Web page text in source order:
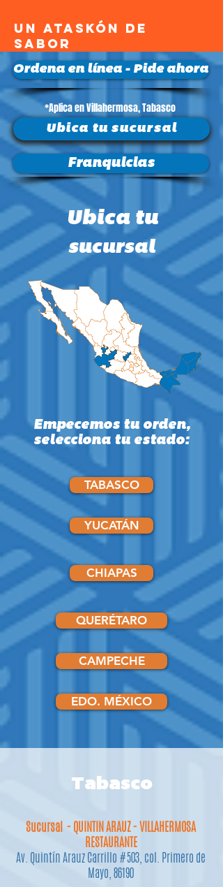
UN ATASKÓN DE
SABOR
Ordena en línea - Pide ahora
Ubica tu sucursal
Franquicias
*Aplica en Villahermosa, Tabasco
Ubica tu
sucursal
Empecemos tu orden,
selecciona tu estado:
TABASCO
YUCATÁN
CHIAPAS
QUERÉTARO
CAMPECHE
EDO. MÉXICO
Tabasco
Sucursal - QUINTIN ARAUZ - VILLAHERMOSA
RESTAURANTE
Av. Quintín Arauz Carrillo #503, col. Primero de
Mayo, 86190